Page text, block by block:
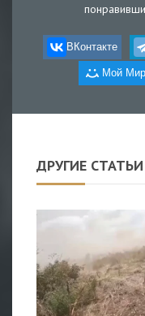
ВКонтакте
Мой Мир
ДРУГИЕ СТАТЬИ